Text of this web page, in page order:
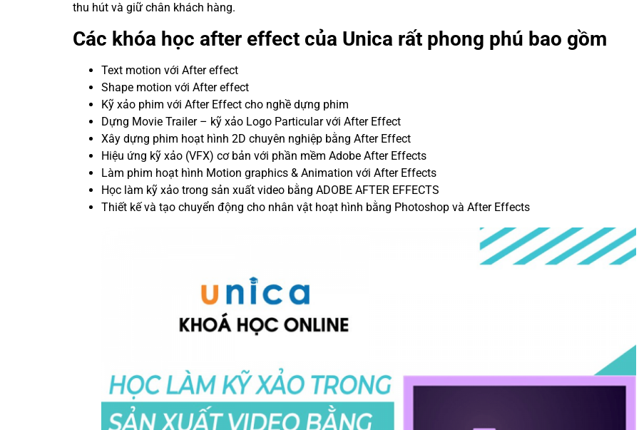
thu hút và giữ chân khách hàng.
Các khóa học after effect của Unica rất phong phú bao gồm
Text motion với After effect
Shape motion với After effect
Kỹ xảo phim với After Effect cho nghề dựng phim
Dựng Movie Trailer – kỹ xảo Logo Particular với After Effect
Xây dựng phim hoạt hình 2D chuyên nghiệp bằng After Effect
Hiệu ứng kỹ xảo (VFX) cơ bản với phần mềm Adobe After Effects
Làm phim hoạt hình Motion graphics & Animation với After Effects
Học làm kỹ xảo trong sản xuất video bằng ADOBE AFTER EFFECTS
Thiết kế và tạo chuyển động cho nhân vật hoạt hình bằng Photoshop và After Effects